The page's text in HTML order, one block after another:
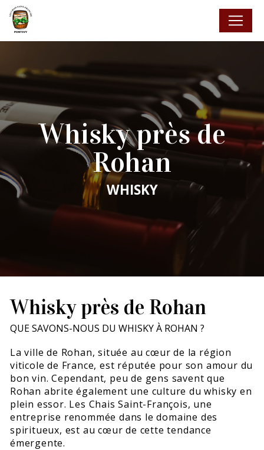
Whisky près de
Rohan
WHISKY
Whisky près de Rohan
QUE SAVONS-NOUS DU WHISKY À ROHAN ?
La ville de Rohan, située au cœur de la région
viticole de France, est réputée pour son amour du
bon vin. Cependant, peu de gens savent que
Rohan abrite également une culture du whisky en
plein essor. Les Chais Saint-François, une
entreprise renommée dans le domaine des
spiritueux, est au cœur de cette tendance
émergente.
Panneau de gestion des cookies